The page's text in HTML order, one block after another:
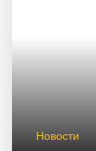
Новости